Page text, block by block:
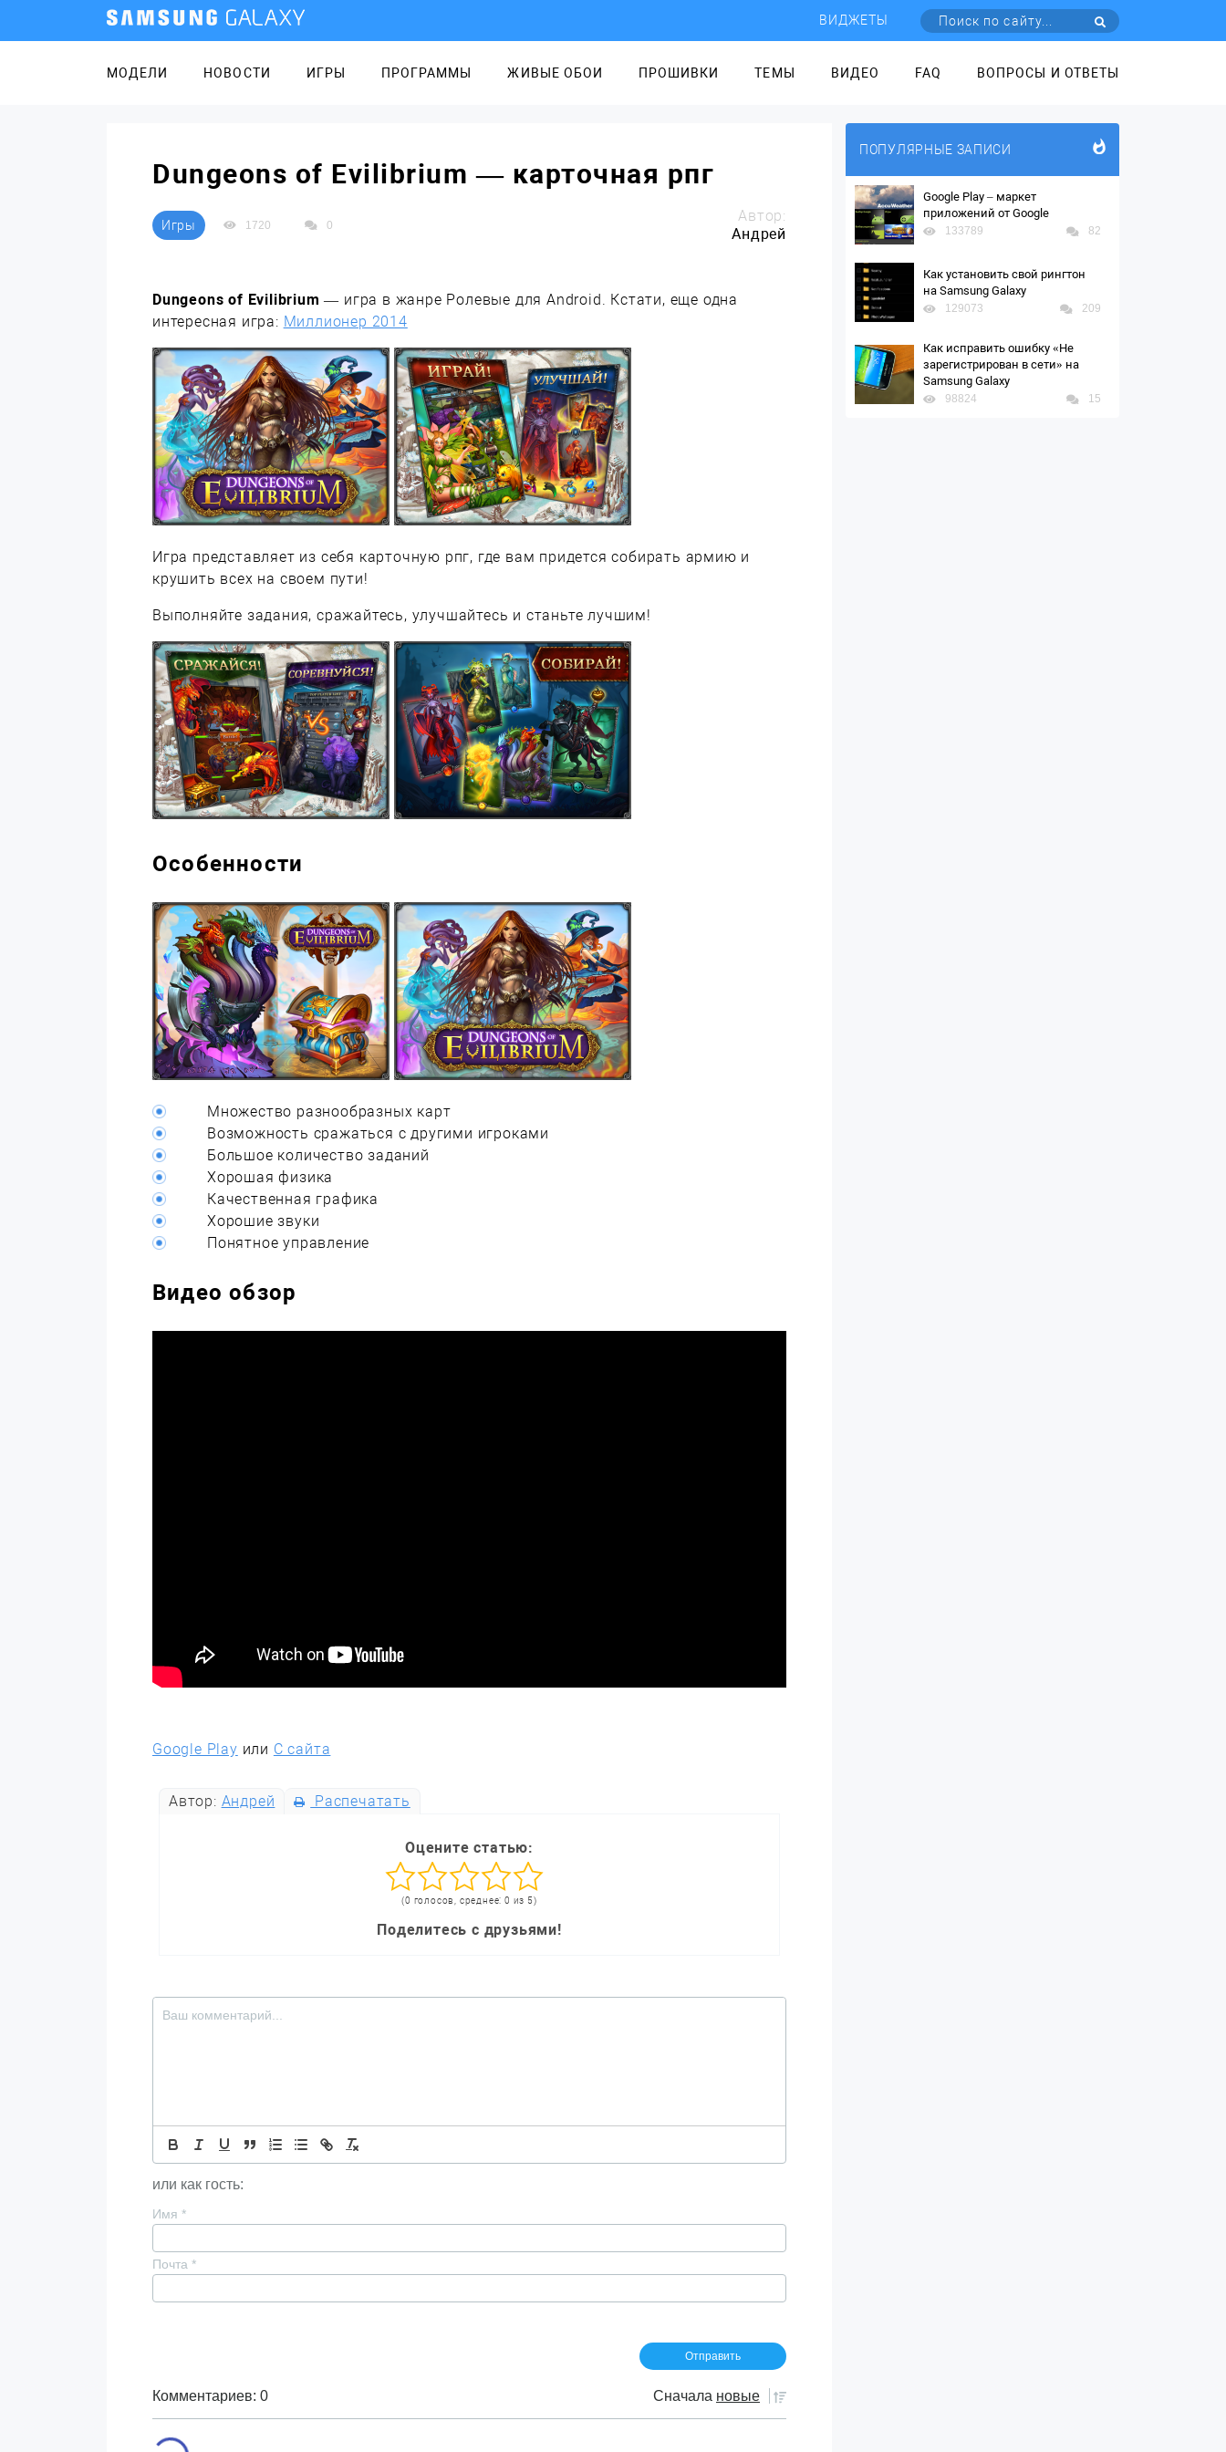
ВИДЖЕТЫ
МОДЕЛИ НОВОСТИ ИГРЫ ПРОГРАММЫ ЖИВЫЕ ОБОИ ПРОШИВКИ ТЕМЫ ВИДЕО FAQ ВОПРОСЫ И ОТВЕТЫ
Dungeons of Evilibrium — карточная рпг
Игры 1720 0
Автор:
Андрей
Dungeons of Evilibrium— игра в жанре Ролевые для Android. Кстати, еще одна
интересная игра: Миллионер 2014
Игра представляет из себя карточную рпг, где вам придется собирать армию и
крушить всех на своем пути!
Выполняйте задания, сражайтесь, улучшайтесь и станьте лучшим!
Особенности
Множество разнообразных карт
Возможность сражаться с другими игроками
Большое количество заданий
Хорошая физика
Качественная графика
Хорошие звуки
Понятное управление
Видео обзор
Google Play или С сайта
Автор: Андрей Распечатать
Оцените статью:
(0 голосов, среднее: 0 из 5)
Поделитесь с друзьями!
или как гость:
Имя *
Почта *
Комментариев: 0 Сначала новые
ПОПУЛЯРНЫЕ ЗАПИСИ
Google Play – маркет
приложений от Google
133789 82
Как установить свой рингтон
на Samsung Galaxy
129073 209
Как исправить ошибку «Не
зарегистрирован в сети» на
Samsung Galaxy
98824 15